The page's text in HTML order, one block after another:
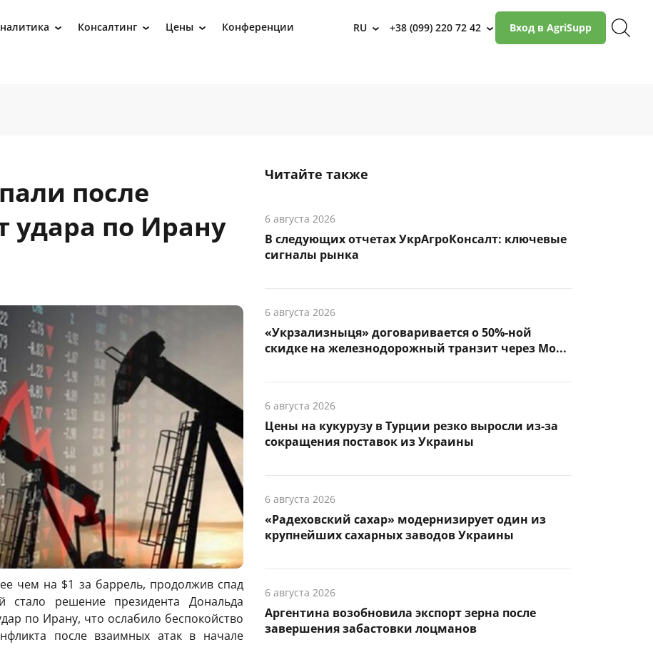
› Консалтинг › Цены › Конференции RU › +38 (099) 220 72 42 › Вход в AgriSupp
после
удара по Ирану
чем на $1 за баррель, продолжив спад
стало решение президента Дональда
по Ирану, что ослабило беспокойство
после взаимных атак в начале
Читайте также
6 августа 2026
В следующих отчетах УкрАгроКонсалт: ключевые
сигналы рынка
6 августа 2026
«Укрзализныця» договаривается о 50%-ной
скидке на железнодорожный транзит через Мо...
6 августа 2026
Цены на кукурузу в Турции резко выросли из-за
сокращения поставок из Украины
6 августа 2026
«Радеховский сахар» модернизирует один из
крупнейших сахарных заводов Украины
6 августа 2026
Аргентина возобновила экспорт зерна после
завершения забастовки лоцманов